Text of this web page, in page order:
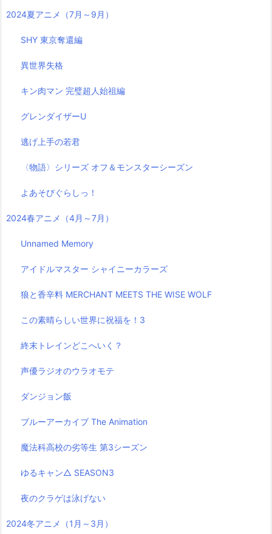
2024夏アニメ（7月～9月）
SHY 東京奪還編
異世界失格
キン肉マン 完璧超人始祖編
グレンダイザーU
逃げ上手の若君
〈物語〉シリーズ オフ＆モンスターシーズン
よあそびぐらしっ！
2024春アニメ（4月～7月）
Unnamed Memory
アイドルマスター シャイニーカラーズ
狼と香辛料 MERCHANT MEETS THE WISE WOLF
この素晴らしい世界に祝福を！3
終末トレインどこへいく？
声優ラジオのウラオモテ
ダンジョン飯
ブルーアーカイブ The Animation
魔法科高校の劣等生 第3シーズン
ゆるキャン△ SEASON3
夜のクラゲは泳げない
2024冬アニメ（1月～3月）